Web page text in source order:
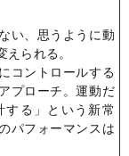
い、思うように動
られる。
コントロールする
プローチ。運動だ
る」という新常
パフォーマンスは